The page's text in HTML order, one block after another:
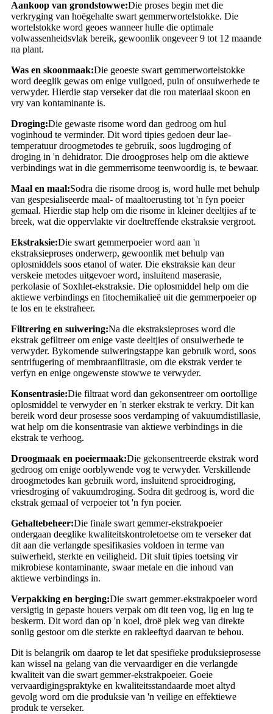
Aankoop van grondstowwe:Die proses begin met die
verkryging van hoëgehalte swart gemmerwortelstokke. Die
wortelstokke word geoes wanneer hulle die optimale
volwassenheidsvlak bereik, gewoonlik ongeveer 9 tot 12 maande
na plant.
Was en skoonmaak:Die geoeste swart gemmerwortelstokke
word deeglik gewas om enige vuilgoed, puin of onsuiwerhede te
verwyder. Hierdie stap verseker dat die rou materiaal skoon en
vry van kontaminante is.
Droging:Die gewaste risome word dan gedroog om hul
voginhoud te verminder. Dit word tipies gedoen deur lae-
temperatuur droogmetodes te gebruik, soos lugdroging of
droging in 'n dehidrator. Die droogproses help om die aktiewe
verbindings wat in die gemmerrisome teenwoordig is, te bewaar.
Maal en maal:Sodra die risome droog is, word hulle met behulp
van gespesialiseerde maal- of maaltoerusting tot 'n fyn poeier
gemaal. Hierdie stap help om die risome in kleiner deeltjies af te
breek, wat die oppervlakte vir doeltreffende ekstraksie vergroot.
Ekstraksie:Die swart gemmerpoeier word aan 'n
ekstraksieproses onderwerp, gewoonlik met behulp van
oplosmiddels soos etanol of water. Die ekstraksie kan deur
verskeie metodes uitgevoer word, insluitend maserasie,
perkolasie of Soxhlet-ekstraksie. Die oplosmiddel help om die
aktiewe verbindings en fitochemikalieë uit die gemmerpoeier op
te los en te ekstraheer.
Filtrering en suiwering:Na die ekstraksieproses word die
ekstrak gefiltreer om enige vaste deeltjies of onsuiwerhede te
verwyder. Bykomende suiweringstappe kan gebruik word, soos
sentrifugering of membraanfiltrasie, om die ekstrak verder te
verfyn en enige ongewenste stowwe te verwyder.
Konsentrasie:Die filtraat word dan gekonsentreer om oortollige
oplosmiddel te verwyder en 'n sterker ekstrak te verkry. Dit kan
bereik word deur prosesse soos verdamping of vakuumdistillasie,
wat help om die konsentrasie van aktiewe verbindings in die
ekstrak te verhoog.
Droogmaak en poeiermaak:Die gekonsentreerde ekstrak word
gedroog om enige oorblywende vog te verwyder. Verskillende
droogmetodes kan gebruik word, insluitend sproeidroging,
vriesdroging of vakuumdroging. Sodra dit gedroog is, word die
ekstrak gemaal of verpoeier tot 'n fyn poeier.
Gehaltebeheer:Die finale swart gemmer-ekstrakpoeier
ondergaan deeglike kwaliteitskontroletoetse om te verseker dat
dit aan die verlangde spesifikasies voldoen in terme van
suiwerheid, sterkte en veiligheid. Dit sluit tipies toetsing vir
mikrobiese kontaminante, swaar metale en die inhoud van
aktiewe verbindings in.
Verpakking en berging:Die swart gemmer-ekstrakpoeier word
versigtig in gepaste houers verpak om dit teen vog, lig en lug te
beskerm. Dit word dan op 'n koel, droë plek weg van direkte
sonlig gestoor om die sterkte en rakleeftyd daarvan te behou.
Dit is belangrik om daarop te let dat spesifieke produksieprosesse
kan wissel na gelang van die vervaardiger en die verlangde
kwaliteit van die swart gemmer-ekstrakpoeier. Goeie
vervaardigingspraktyke en kwaliteitsstandaarde moet altyd
gevolg word om die produksie van 'n veilige en effektiewe
produk te verseker.